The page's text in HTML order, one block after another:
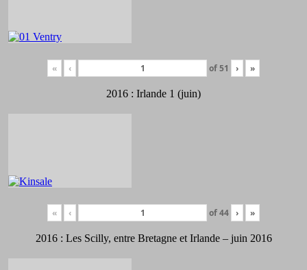
« ‹ of51 › »
2016 : Irlande 1 (juin)
« ‹ of44 › »
2016 : Les Scilly, entre Bretagne et Irlande – juin 2016